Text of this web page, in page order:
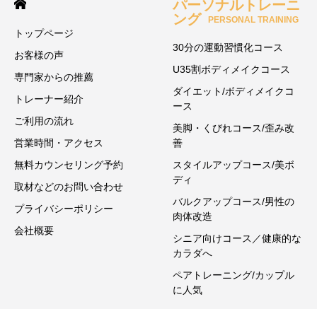
トップページ
お客様の声
専門家からの推薦
トレーナー紹介
ご利用の流れ
営業時間・アクセス
無料カウンセリング予約
取材などのお問い合わせ
プライバシーポリシー
会社概要
パーソナルトレーニ
ング
PERSONAL TRAINING
30分の運動習慣化コース
U35割ボディメイクコース
ダイエット/ボディメイクコ
ース
美脚・くびれコース/歪み改
善
スタイルアップコース/美ボ
ディ
バルクアップコース/男性の
肉体改造
シニア向けコース／健康的な
カラダへ
ペアトレーニング/カップル
に人気